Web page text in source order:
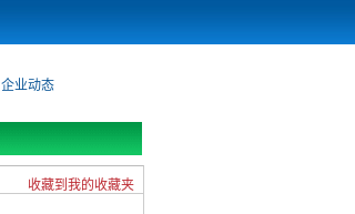
企业动态
收藏到我的收藏夹